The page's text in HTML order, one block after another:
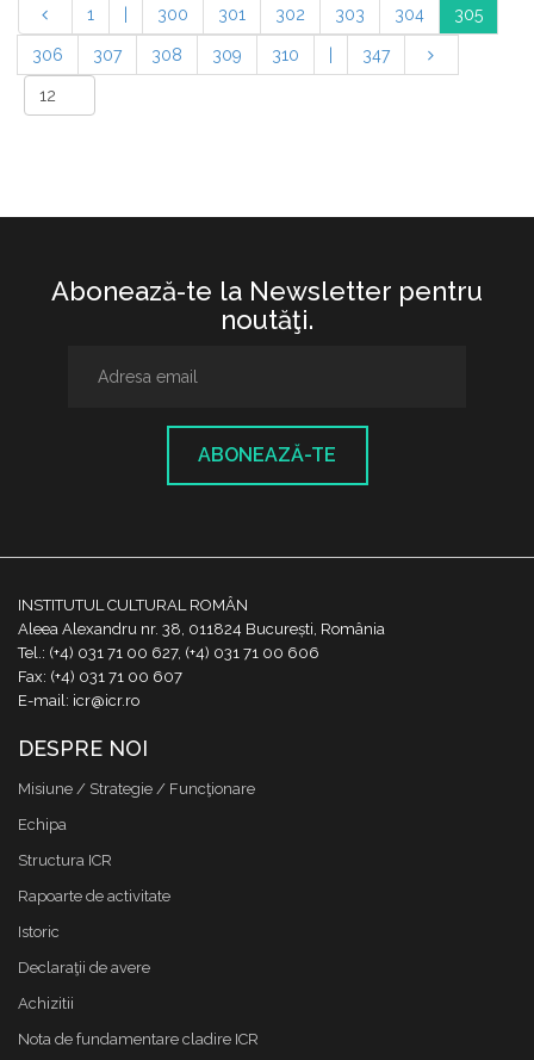
1 300 301 302 303 304 305
306 307 308 309 310 347
Abonează-te la Newsletter pentru
noutăţi.
ABONEAZĂ-TE
INSTITUTUL CULTURAL ROMÂN
Aleea Alexandru nr. 38, 011824 București, România
Tel.: (+4) 031 71 00 627, (+4) 031 71 00 606
Fax: (+4) 031 71 00 607
E-mail: icr@icr.ro
DESPRE NOI
Misiune / Strategie / Funcţionare
Echipa
Structura ICR
Rapoarte de activitate
Istoric
Declaraţii de avere
Achizitii
Nota de fundamentare cladire ICR